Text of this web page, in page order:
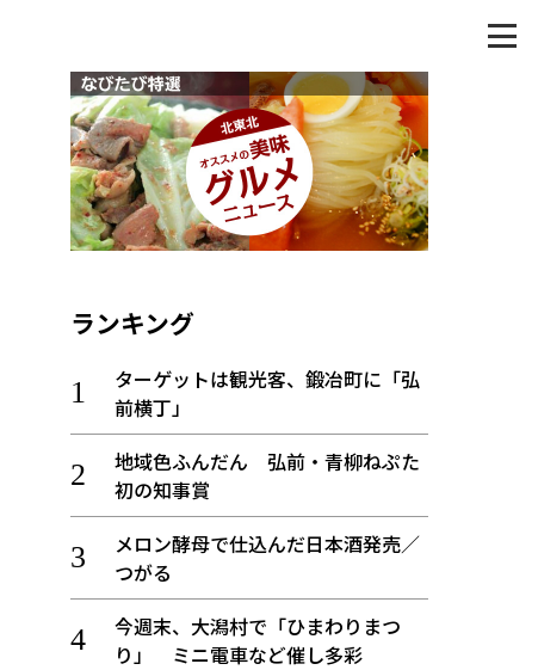
ランキング
ターゲットは観光客、鍛冶町に「弘
前横丁」
地域色ふんだん 弘前・青柳ねぷた
初の知事賞
メロン酵母で仕込んだ日本酒発売／
つがる
今週末、大潟村で「ひまわりまつ
り」 ミニ電車など催し多彩